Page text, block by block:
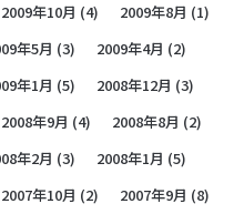
2009年10月 (4) 2009年8月 (1)
年5月 (3) 2009年4月 (2)
年1月 (5) 2008年12月 (3)
2008年9月 (4) 2008年8月 (2)
年2月 (3) 2008年1月 (5)
2007年10月 (2) 2007年9月 (8)